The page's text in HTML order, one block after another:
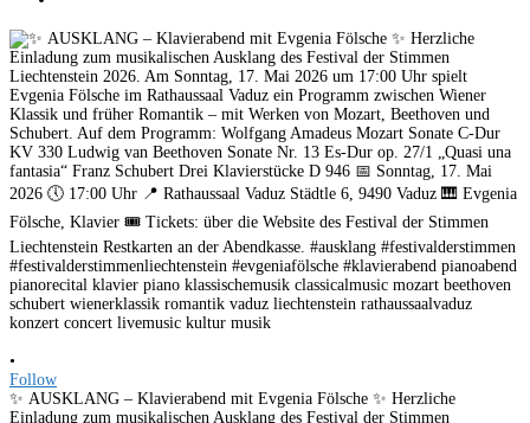
•
Follow
✨ AUSKLANG – Klavierabend mit Evgenia Fölsche ✨ Herzliche
Einladung zum musikalischen Ausklang des Festival der Stimmen